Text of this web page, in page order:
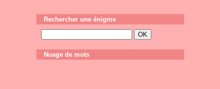
Rechercher une énigme
Nuage de mots